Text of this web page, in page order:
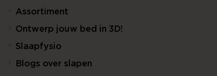
Assortiment
Ontwerp jouw bed in 3D!
Slaapfysio
Blogs over slapen